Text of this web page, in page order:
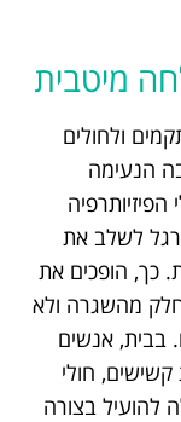
מיטבית
ולחולים
הנעימה
לשלב את
כך, הופכים את
מהשגרה ולא
בבית, אנשים
קשישים, חולי
להועיל בצורה